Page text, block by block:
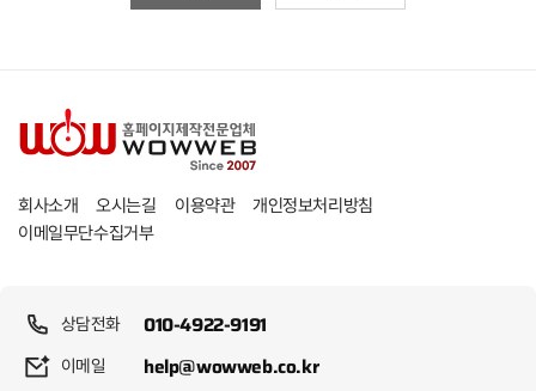
회사소개 오시는길 이용약관 개인정보처리방침
이메일무단수집거부
상담전화 010-4922-9191
이메일 help@wowweb.co.kr